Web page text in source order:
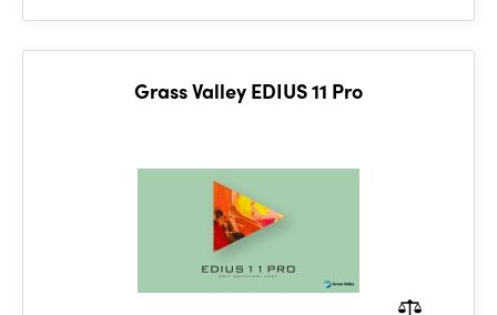
Grass Valley EDIUS 11 Pro